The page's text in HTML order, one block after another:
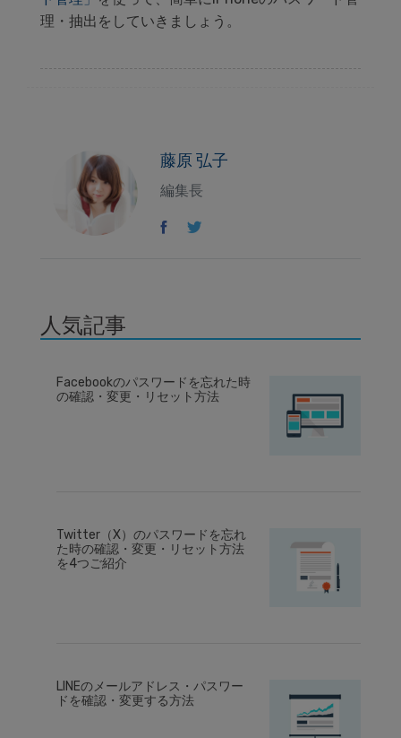
理・抽出をしていきましょう。
藤原 弘子
編集長
人気記事
Facebookのパスワードを忘れた時
の確認・変更・リセット方法
Twitter（X）のパスワードを忘れ
た時の確認・変更・リセット方法
を4つご紹介
LINEのメールアドレス・パスワー
ドを確認・変更する方法